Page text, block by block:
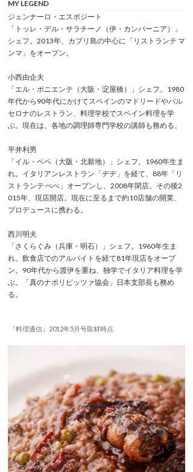
MY LEGEND
ジェンナーロ・エスポジート
「トッレ・デル・サラチーノ（伊・カンパーニア）」
シェフ。2013年、カプリ島の中心に「リストランテ マ
ンマ」をオープン。
小西由企夫
「エル・ポニエンテ（大阪・淀屋橋）」シェフ。1980
年代から90年代にかけてスペインのマドリードやバル
セロナのレストラン、料理学校でスペイン料理を学
ぶ。現在は、各地の調理師専門学校の講師も務める。
平井利男
「イル・ペペ（大阪・北新地）」シェフ。1960年生ま
れ。イタリアンレストラン「ヂヂ」を経て、88年「リ
ストランテ ぺぺ」オープンし、2008年閉店。その後2
015年、現店開店。現在に至るまで約10店舗の開業、
プロデュースに携わる。
西川明夫
「さくらぐみ（兵庫・明石）」シェフ。1960年生ま
れ。飲食店でのアルバイトを経て81年現店をオープ
ン。90年代から渡伊を重ね、独学でイタリア料理を学
ぶ。「真のナポリピッツァ協会」日本支部長も務め
る。
『料理通信』2012年5月号取材時点